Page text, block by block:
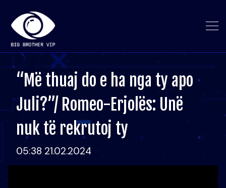
“Më thuaj do e ha nga ty apo
Juli?”/ Romeo-Erjolës: Unë
nuk të rekrutoj ty
05:38 21.02.2024